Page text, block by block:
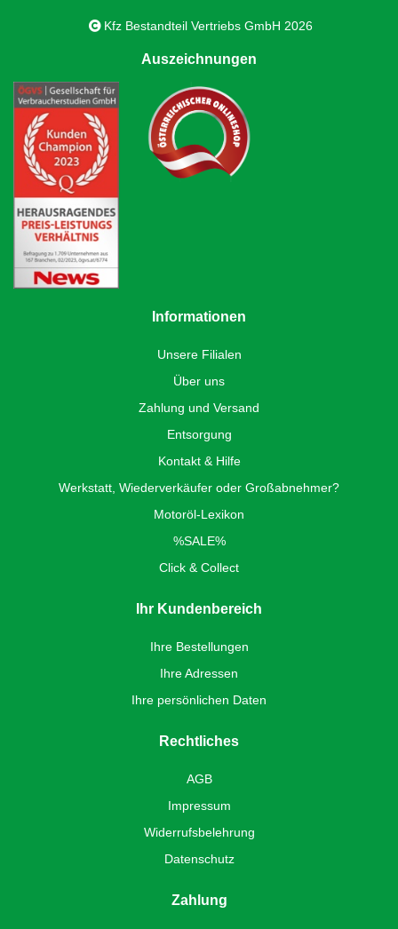
Kfz Bestandteil Vertriebs GmbH 2026
Auszeichnungen
Informationen
Unsere Filialen
Über uns
Zahlung und Versand
Entsorgung
Kontakt & Hilfe
Werkstatt, Wiederverkäufer oder Großabnehmer?
Motoröl-Lexikon
%SALE%
Click & Collect
Ihr Kundenbereich
Ihre Bestellungen
Ihre Adressen
Ihre persönlichen Daten
Rechtliches
AGB
Impressum
Widerrufsbelehrung
Datenschutz
Zahlung